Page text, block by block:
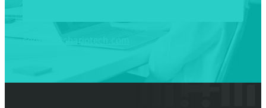
contact@chariotech.com